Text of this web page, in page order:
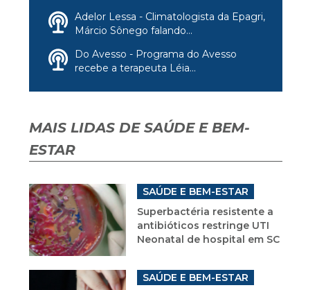
Adelor Lessa - Climatologista da Epagri,
Márcio Sônego falando...
Do Avesso - Programa do Avesso
recebe a terapeuta Léia...
MAIS LIDAS DE SAÚDE E BEM-
ESTAR
SAÚDE E BEM-ESTAR
Superbactéria resistente a
antibióticos restringe UTI
Neonatal de hospital em SC
SAÚDE E BEM-ESTAR